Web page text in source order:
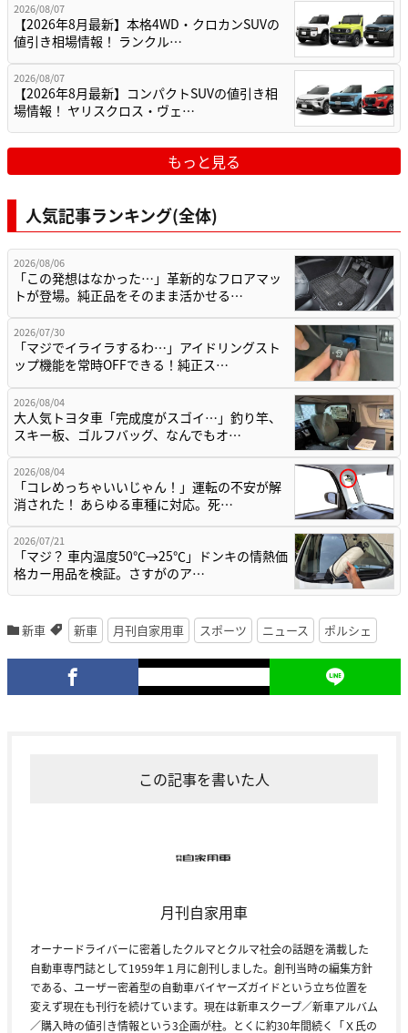
2026/08/07
【2026年8月最新】本格4WD・クロカンSUVの
値引き相場情報！ ランクル…
2026/08/07
【2026年8月最新】コンパクトSUVの値引き相
場情報！ ヤリスクロス・ヴェ…
もっと見る
人気記事ランキング(全体)
2026/08/06
「この発想はなかった…」革新的なフロアマッ
トが登場。純正品をそのまま活かせる…
2026/07/30
「マジでイライラするわ…」アイドリングスト
ップ機能を常時OFFできる！純正ス…
2026/08/04
大人気トヨタ車「完成度がスゴイ…」釣り竿、
スキー板、ゴルフバッグ、なんでもオ…
2026/08/04
「コレめっちゃいいじゃん！」運転の不安が解
消された！ あらゆる車種に対応。死…
2026/07/21
「マジ？ 車内温度50℃→25℃」ドンキの情熱価
格カー用品を検証。さすがのア…
新車 新車 月刊自家用車 スポーツ ニュース ポルシェ
この記事を書いた人
月刊自家用車
オーナードライバーに密着したクルマとクルマ社会の話題を満載した
自動車専門誌として1959年１月に創刊しました。創刊当時の編集方針
である、ユーザー密着型の自動車バイヤーズガイドという立ち位置を
変えず現在も刊行を続けています。現在は新車スクープ／新車アルバム
／購入時の値引き情報という3企画が柱。とくに約30年間続く「Ｘ氏の